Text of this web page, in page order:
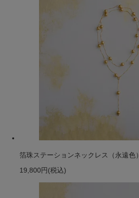
箔珠ステーションネックレス（永遠色）
19,800円 (税込)